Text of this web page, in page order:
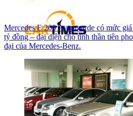
Mercedes E 200 Avantgarde có mức
tỷ đồng – đại diện cho tinh thần tiên
đại của Mercedes-Benz.